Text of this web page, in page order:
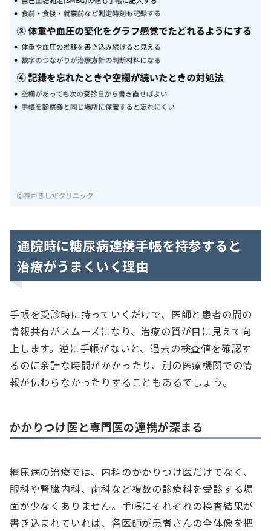
通院時に糖尿病連携手帳を持参すると
治療がうまくいく理由
手帳を受診時に持っていくだけで、医師と患者の間の
情報共有がスムーズになり、治療の質が目に見えて向
上します。逆に手帳がないと、過去の検査値を確認す
るのに余計な時間がかかったり、別の医療機関での情
報が伝わらなかったりすることもあるでしょう。
かかりつけ医と専門医の連携が深まる
糖尿病の治療では、内科のかかりつけ医だけでなく、
眼科や腎臓内科、歯科など複数の診療科を受診する場
面が少なくありません。手帳にそれぞれの検査結果が
書き込まれていれば、各医師が患者さんの全体像を把